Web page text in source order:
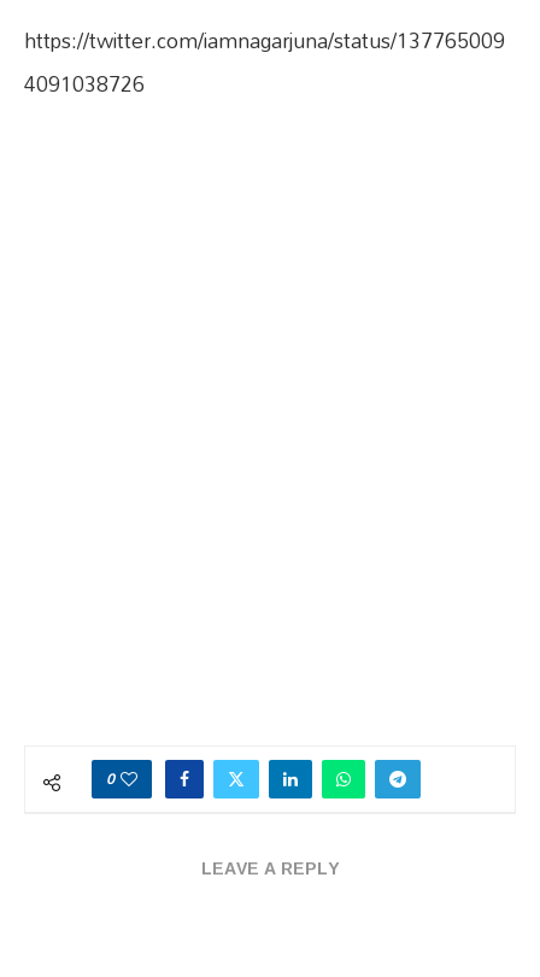
https://twitter.com/iamnagarjuna/status/137765009
4091038726
0
LEAVE A REPLY